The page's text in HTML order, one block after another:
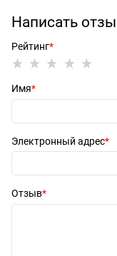
Написать
Рейтинг
Имя
Электронный адрес
Отзыв